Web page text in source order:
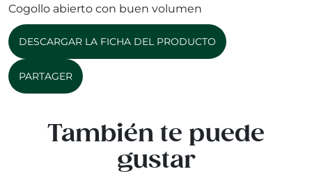
Cogollo abierto con buen volumen
DESCARGAR LA FICHA DEL PRODUCTO
PARTAGER
También te puede
gustar